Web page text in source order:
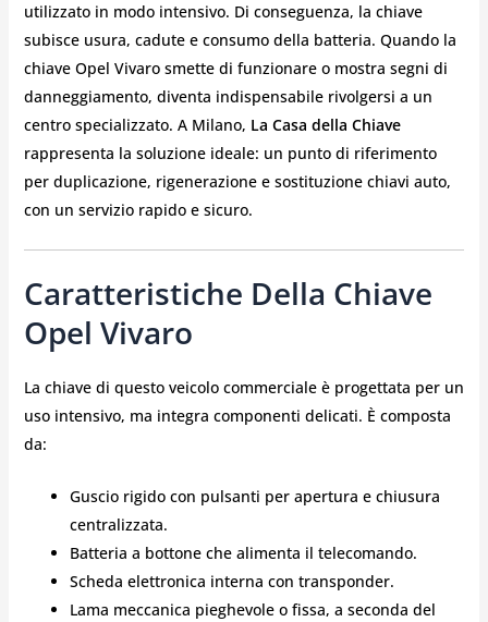
utilizzato in modo intensivo. Di conseguenza, la chiave
subisce usura, cadute e consumo della batteria. Quando la
chiave Opel Vivaro smette di funzionare o mostra segni di
danneggiamento, diventa indispensabile rivolgersi a un
centro specializzato. A Milano, La Casa della Chiave
rappresenta la soluzione ideale: un punto di riferimento
per duplicazione, rigenerazione e sostituzione chiavi auto,
con un servizio rapido e sicuro.
Caratteristiche Della Chiave
Opel Vivaro
La chiave di questo veicolo commerciale è progettata per un
uso intensivo, ma integra componenti delicati. È composta
da:
Guscio rigido con pulsanti per apertura e chiusura
centralizzata.
Batteria a bottone che alimenta il telecomando.
Scheda elettronica interna con transponder.
Lama meccanica pieghevole o fissa, a seconda del